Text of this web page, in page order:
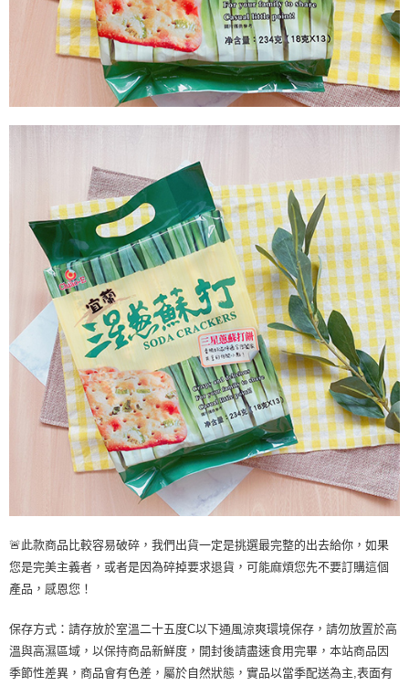
每筆NT$150，滿NT$1,399(含以上)免運費
澎湖金門馬祖宅配到家
付款後門市自取
🚨此款商品比較容易破碎，我們出貨一定是挑選最完整的出去給你，如果
您是完美主義者，或者是因為碎掉要求退貨，可能麻煩您先不要訂購這個
產品，感恩您！
保存方式：請存放於室溫二十五度C以下通風涼爽環境保存，請勿放置於高
溫與高濕區域，以保持商品新鮮度，開封後請盡速食用完畢，本站商品因
季節性差異，商品會有色差，屬於自然狀態，實品以當季配送為主,表面有